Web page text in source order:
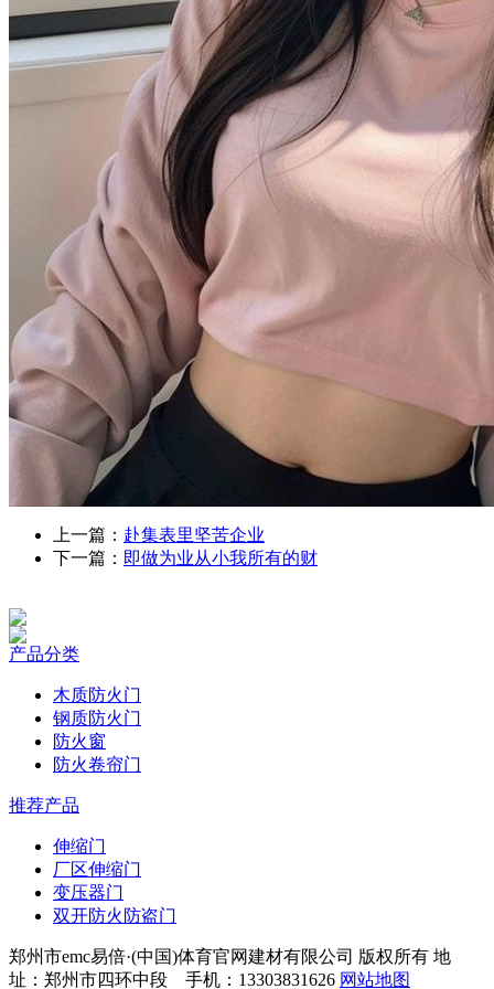
上一篇： 赴集表里坚苦企业
下一篇： 即做为业从小我所有的财
产品分类
木质防火门
钢质防火门
防火窗
防火卷帘门
推荐产品
伸缩门
厂区伸缩门
变压器门
双开防火防盗门
郑州市emc易倍·(中国)体育官网建材有限公司 版权所有 地
址：郑州市四环中段 手机：13303831626 网站地图